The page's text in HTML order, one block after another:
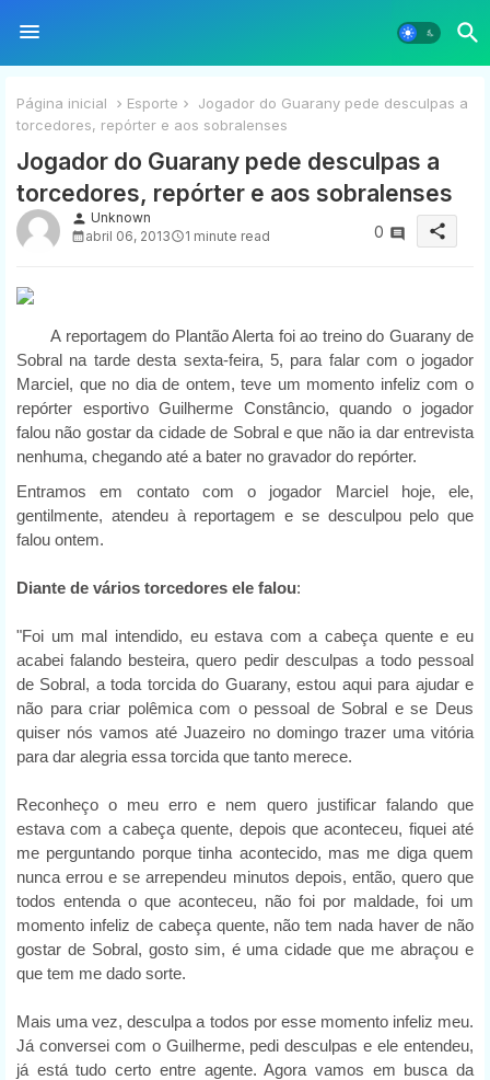
Página inicial Esporte
Jogador do Guarany pede desculpas a
torcedores, repórter e aos sobralenses
Jogador do Guarany pede desculpas a
torcedores, repórter e aos sobralenses
person Unknown
abril 06, 2013
1 minute read 0 share
A reportagem do Plantão Alerta foi ao treino do Guarany de
Sobral na tarde desta sexta-feira, 5, para falar com o jogador
Marciel, que no dia de ontem, teve um momento infeliz com o
repórter esportivo Guilherme Constâncio, quando o jogador
falou não gostar da cidade de Sobral e que não ia dar entrevista
nenhuma, chegando até a bater no gravador do repórter.
Entramos em contato com o jogador Marciel hoje, ele,
gentilmente, atendeu à reportagem e se desculpou pelo que
falou ontem.
Diante de vários torcedores ele falou:
"Foi um mal intendido, eu estava com a cabeça quente e eu
acabei falando besteira, quero pedir desculpas a todo pessoal
de Sobral, a toda torcida do Guarany, estou aqui para ajudar e
não para criar polêmica com o pessoal de Sobral e se Deus
quiser nós vamos até Juazeiro no domingo trazer uma vitória
para dar alegria essa torcida que tanto merece.
Reconheço o meu erro e nem quero justificar falando que
estava com a cabeça quente, depois que aconteceu, fiquei até
me perguntando porque tinha acontecido, mas me diga quem
nunca errou e se arrependeu minutos depois, então, quero que
todos entenda o que aconteceu, não foi por maldade, foi um
momento infeliz de cabeça quente, não tem nada haver de não
gostar de Sobral, gosto sim, é uma cidade que me abraçou e
que tem me dado sorte.
Mais uma vez, desculpa a todos por esse momento infeliz meu.
Já conversei com o Guilherme, pedi desculpas e ele entendeu,
já está tudo certo entre agente. Agora vamos em busca da